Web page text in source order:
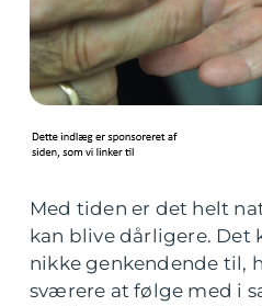
Med tiden er det helt
kan blive dårligere. Det
nikke genkendende til,
sværere at følge med i